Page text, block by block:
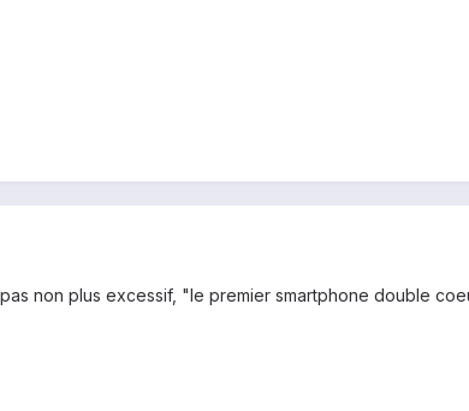
non plus excessif, "le premier smartphone double